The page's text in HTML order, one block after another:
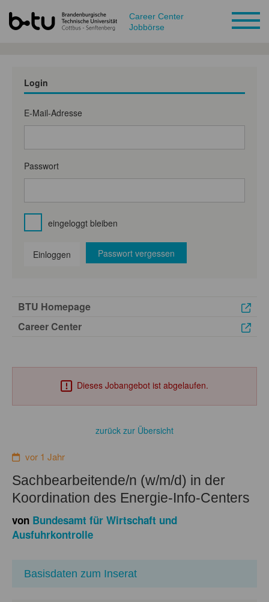
Career Center
Jobbörse
Login
E-Mail-Adresse
Passwort
eingeloggt bleiben
Einloggen Passwort vergessen
BTU Homepage
Career Center
Dieses Jobangebot ist abgelaufen.
zurück zur Übersicht
vor 1 Jahr
Sachbearbeitende/n (w/m/d) in der
Koordination des Energie-Info-Centers
von Bundesamt für Wirtschaft und
Ausfuhrkontrolle
Basisdaten zum Inserat